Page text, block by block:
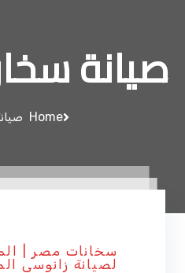
صيانة
Home
سخانات مصر |
لصيانة زانوسى